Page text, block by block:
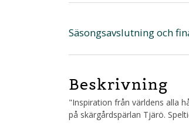
Säsongsavslutning och
Beskrivning
"Inspiration från världens alla
på skärgårdspärlan Tjärö.